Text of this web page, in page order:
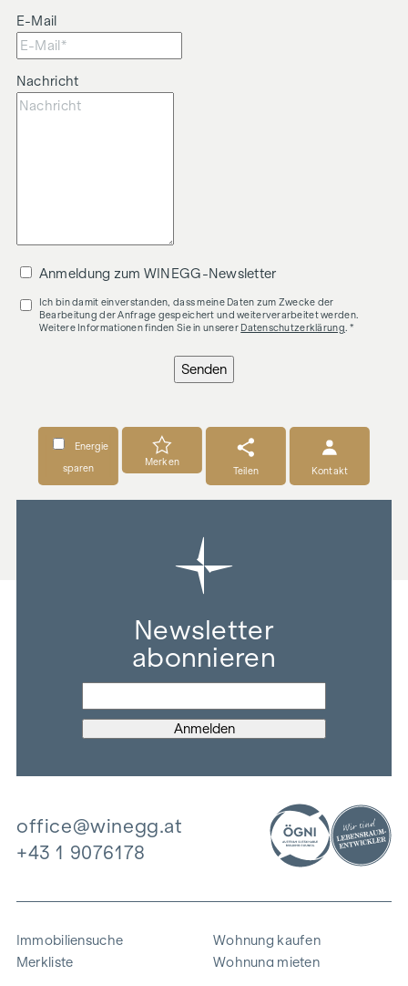
E-Mail
Nachricht
Anmeldung zum WINEGG-Newsletter
Ich bin damit einverstanden, dass meine Daten zum Zwecke der
Bearbeitung der Anfrage gespeichert und weiterverarbeitet werden.
Weitere Informationen finden Sie in unserer Datenschutzerklärung . *
Senden
Energie
sparen
Merken
Teilen
Kontakt
Newsletter
abonnieren
office@winegg.at
+43 1 9076178
Immobiliensuche
Merkliste
Wohnung kaufen
Wohnung mieten